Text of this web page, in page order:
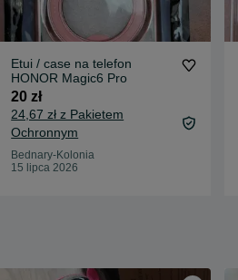
Etui / case na telefon
HONOR Magic6 Pro
20 zł
24,67 zł z Pakietem
Ochronnym
Bednary-Kolonia
15 lipca 2026